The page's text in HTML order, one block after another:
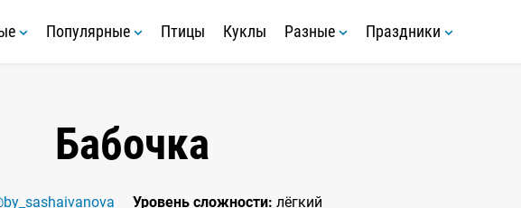
Популярные Птицы Куклы Разные Праздники
Бабочка
Уровень сложности: лёгкий